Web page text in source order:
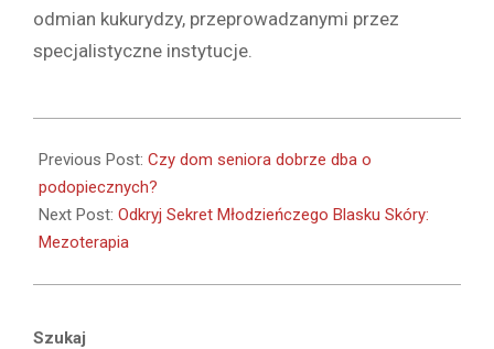
odmian kukurydzy, przeprowadzanymi przez
specjalistyczne instytucje.
02-
01
Previous Post: Czy dom seniora dobrze dba o
podopiecznych?
Next Post: Odkryj Sekret Młodzieńczego Blasku Skóry:
Mezoterapia
Szukaj